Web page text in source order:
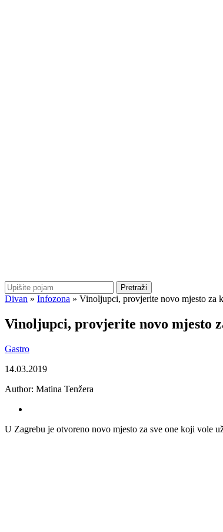
Pretraži
Divan » Infozona » Vinoljupci, provjerite novo mjesto za
Vinoljupci, provjerite novo mjesto
Gastro
14.03.2019
Author: Matina Tenžera
U Zagrebu je otvoreno novo mjesto za sve one koji vole